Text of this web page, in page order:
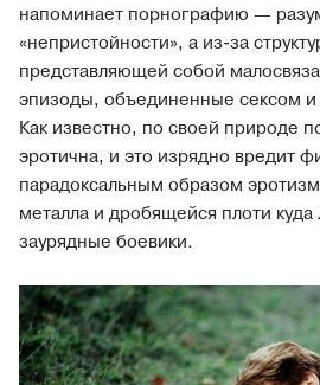
напоминает порнографию —
«непристойности», а из-за
представляющей собой
эпизоды, объединенные сексом
Как известно, по своей природе
эротична, и это изрядно вредит
парадоксальным образом
металла и дробящейся плоти
заурядные боевики.